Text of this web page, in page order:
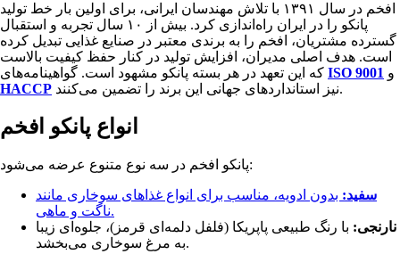
افخم در سال ۱۳۹۱ با تلاش مهندسان ایرانی، برای اولین بار خط تولید
پانکو را در ایران راه‌اندازی کرد. بیش از ۱۰ سال تجربه و استقبال
گسترده مشتریان، افخم را به برندی معتبر در صنایع غذایی تبدیل کرده
است. هدف اصلی مدیران، افزایش تولید در کنار حفظ کیفیت بالاست
ISO 9001 و
HACCP
نیز استانداردهای جهانی این برند را تضمین می‌کنند.
انواع پانکو افخم
پانکو افخم در سه نوع متنوع عرضه می‌شود:
سفید: بدون ادویه، مناسب برای انواع غذاهای سوخاری مانند
ناگت و ماهی.
نارنجی: با رنگ طبیعی پاپریکا (فلفل دلمه‌ای قرمز)، جلوه‌ای زیبا
به مرغ سوخاری می‌بخشد.